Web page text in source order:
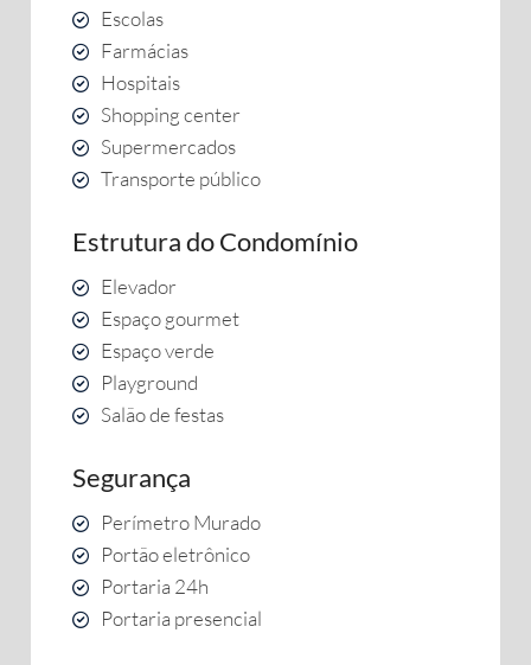
Escolas
Farmácias
Hospitais
Shopping center
Supermercados
Transporte público
Estrutura do Condomínio
Elevador
Espaço gourmet
Espaço verde
Playground
Salão de festas
Segurança
Perímetro Murado
Portão eletrônico
Portaria 24h
Portaria presencial